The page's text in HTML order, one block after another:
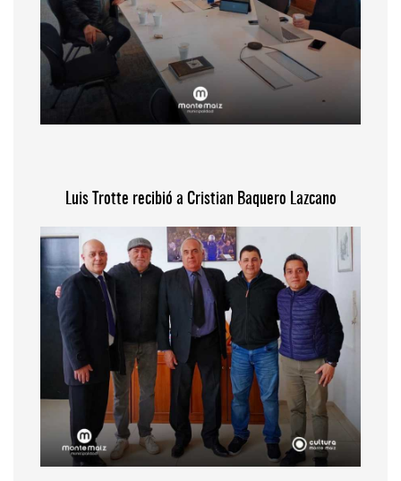
Luis Trotte recibió a Cristian Baquero Lazcano